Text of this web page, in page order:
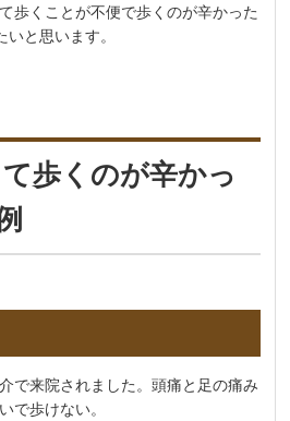
歩くことが不便で歩くのが辛かった
と思います。
歩くのが辛かっ
で来院されました。頭痛と足の痛み
で歩けない。